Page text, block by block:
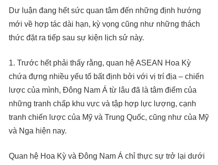
Dư luận đang hết sức quan tâm đến những định hướng
mới về hợp tác dài hạn, kỳ vọng cũng như những thách
thức đặt ra tiếp sau sự kiện lịch sử này.
1. Trước hết phải thấy rằng, quan hệ ASEAN Hoa Kỳ
chứa đựng nhiều yếu tố bất định bởi với vị trí địa – chiến
lược của mình, Đông Nam Á từ lâu đã là tâm điểm của
những tranh chấp khu vực và tập hợp lực lượng, cạnh
tranh chiến lược của Mỹ và Trung Quốc, cũng như của Mỹ
và Nga hiện nay.
Quan hệ Hoa Kỳ và Đông Nam Á chỉ thực sự trở lại dưới